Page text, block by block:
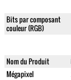
Bits par composant
couleur (RGB)
Nom du Produit
Mégapixel